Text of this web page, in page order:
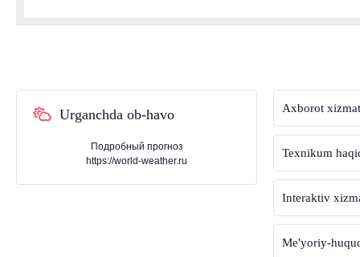
Urganchda ob-havo
Подробный прогноз
https://world-weather.ru
Axborot
Texnikum
Interaktiv
Me'yoriy-